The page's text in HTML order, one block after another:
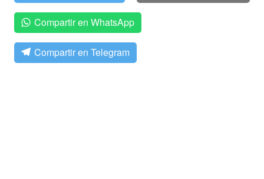
Compartir en WhatsApp
Compartir en Telegram